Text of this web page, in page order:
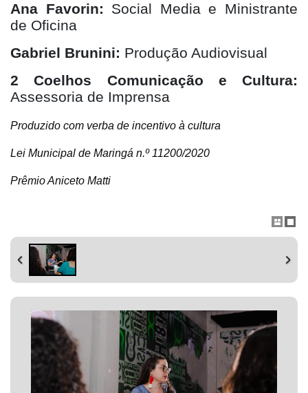
Ana Favorin: Social Media e Ministrante
de Oficina
Gabriel Brunini: Produção Audiovisual
2 Coelhos Comunicação e Cultura:
Assessoria de Imprensa
Produzido com verba de incentivo à cultura
Lei Municipal de Maringá n.º 11200/2020
Prêmio Aniceto Matti